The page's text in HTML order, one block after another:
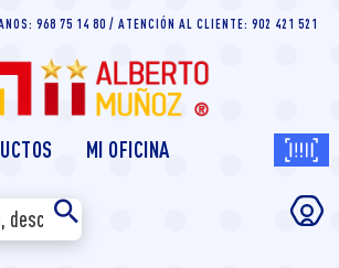
968 75 14 80 / ATENCIÓN AL CLIENTE: 902 421 521
MI OFICINA